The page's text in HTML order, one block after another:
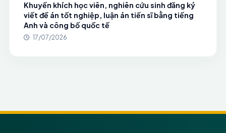
Khuyến khích học viên, nghiên cứu sinh đăng ký
viết đề án tốt nghiệp, luận án tiến sĩ bằng tiếng
Anh và công bố quốc tế
17/07/2026